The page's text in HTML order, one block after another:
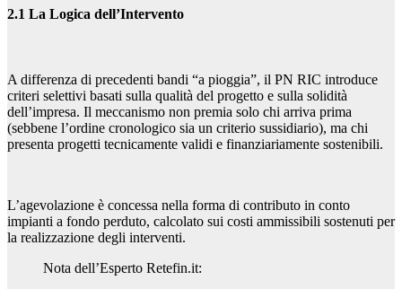
2.1 La Logica dell’Intervento
A differenza di precedenti bandi “a pioggia”, il PN RIC introduce
criteri selettivi basati sulla qualità del progetto e sulla solidità
dell’impresa. Il meccanismo non premia solo chi arriva prima
(sebbene l’ordine cronologico sia un criterio sussidiario), ma chi
presenta progetti tecnicamente validi e finanziariamente sostenibili.
L’agevolazione è concessa nella forma di contributo in conto
impianti a fondo perduto, calcolato sui costi ammissibili sostenuti per
la realizzazione degli interventi.
Nota dell’Esperto Retefin.it: